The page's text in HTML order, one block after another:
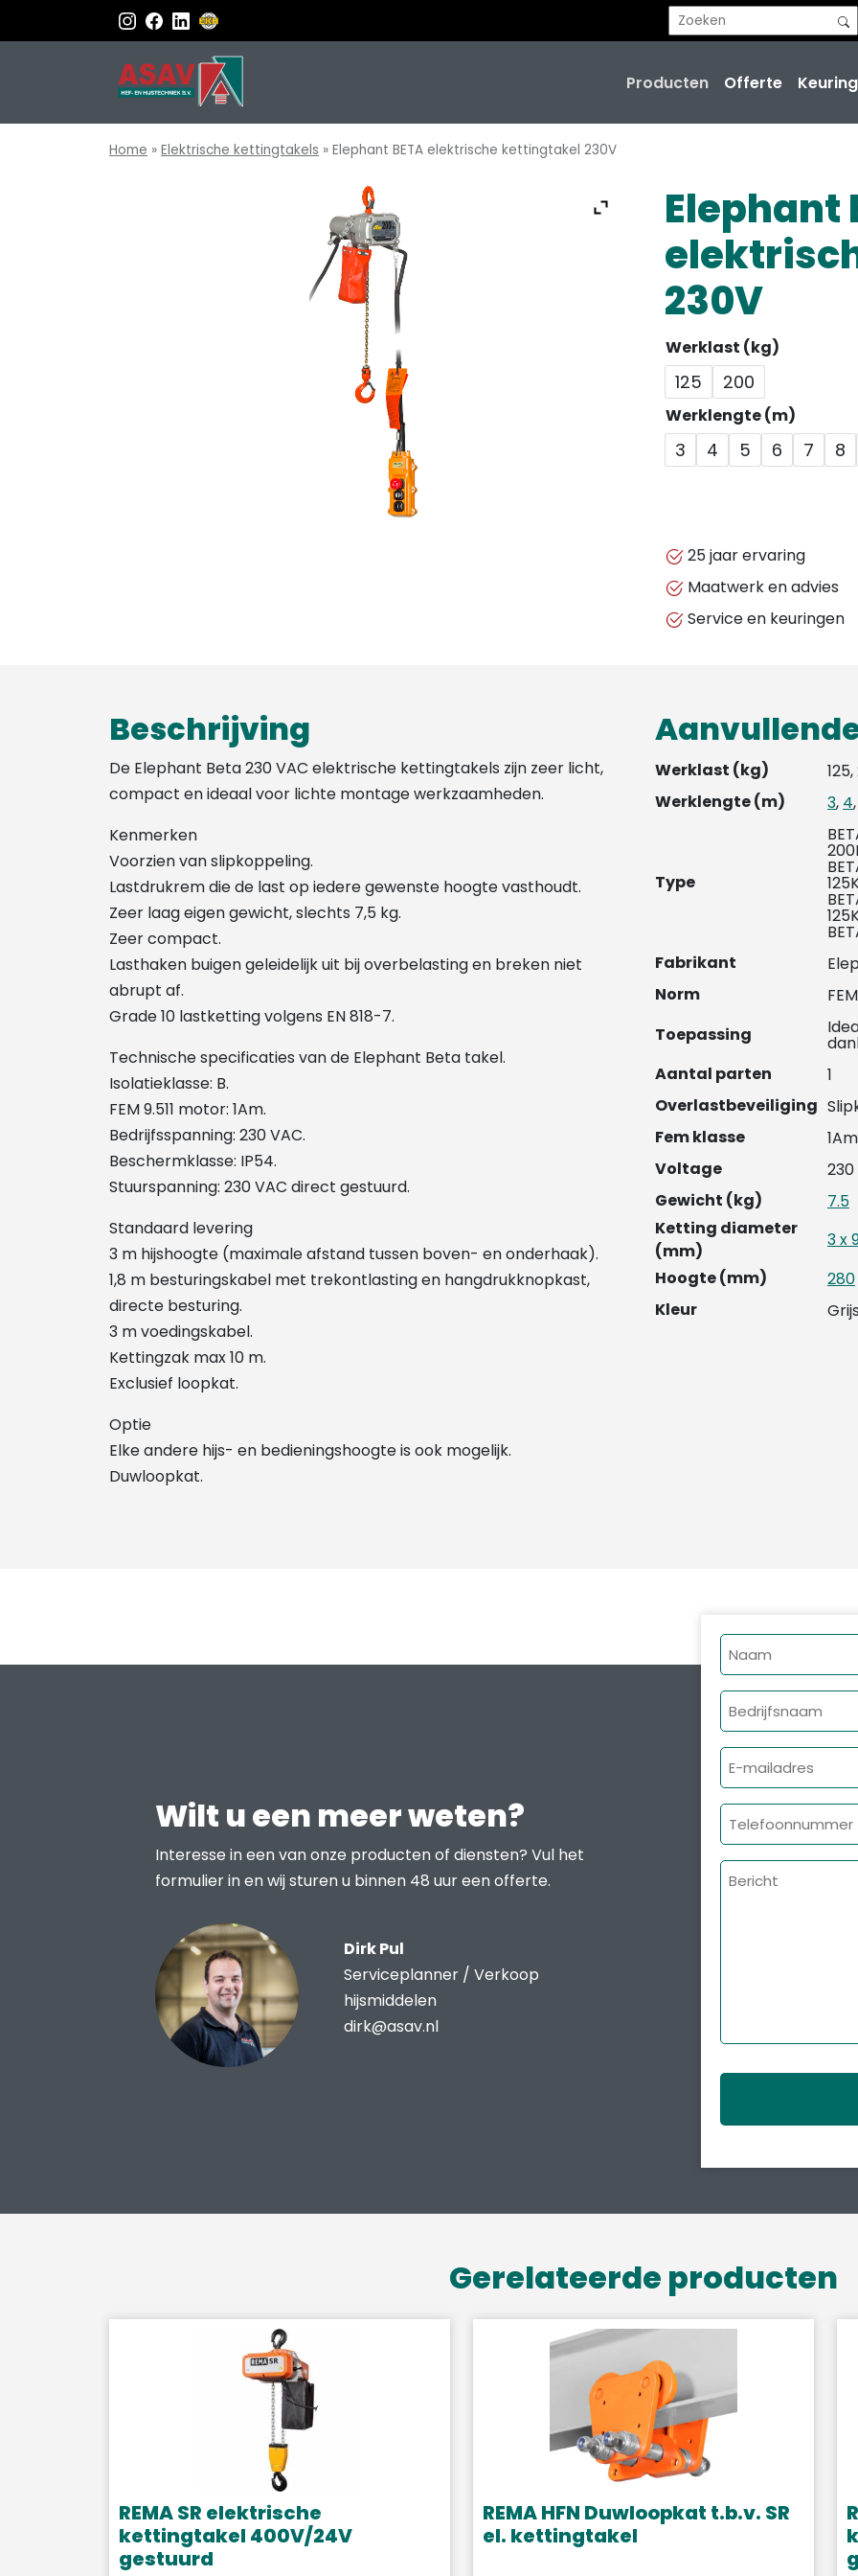
Producten Offerte
Home » Elektrische kettingtakels » Elephant BETA elektrische kettingtakel 230V
Elephant
230V
Werklast (kg)
125 200
Werklengte (m)
3 4 5 6 7 8
25 jaar ervaring
Maatwerk en advies
Service en keuringen
Beschrijving
De Elephant Beta 230 VAC elektrische kettingtakels zijn zeer licht,
compact en ideaal voor lichte montage werkzaamheden.
Kenmerken
Voorzien van slipkoppeling.
Lastdrukrem die de last op iedere gewenste hoogte vasthoudt.
Zeer laag eigen gewicht, slechts 7,5 kg.
Zeer compact.
Lasthaken buigen geleidelijk uit bij overbelasting en breken niet
abrupt af.
Grade 10 lastketting volgens EN 818-7.
Technische specificaties van de Elephant Beta takel.
Isolatieklasse: B.
FEM 9.511 motor: 1Am.
Bedrijfsspanning: 230 VAC.
Beschermklasse: IP54.
Stuurspanning: 230 VAC direct gestuurd.
Standaard levering
3 m hijshoogte (maximale afstand tussen boven- en onderhaak).
1,8 m besturingskabel met trekontlasting en hangdrukknopkast,
directe besturing.
3 m voedingskabel.
Kettingzak max 10 m.
Exclusief loopkat.
Optie
Elke andere hijs- en bedieningshoogte is ook mogelijk.
Duwloopkat.
Werklast (kg)
Werklengte (m)
3, 4
Type
Fabrikant
Norm
Toepassing
Aantal parten
1
Overlastbeveiliging
Fem klasse
1Am
Voltage
230
Gewicht (kg)
7.5
Ketting diameter
(mm)
3 x
Hoogte (mm)
280
Kleur
Wilt u een meer weten?
Interesse in een van onze producten of diensten? Vul het
formulier in en wij sturen u binnen 48 uur een offerte.
Dirk Pul
Serviceplanner / Verkoop
hijsmiddelen
dirk@asav.nl
Naam
Bedrijfsnaam
E-
mailadres
Bericht
Gerelateerde producten
REMA SR elektrische
kettingtakel 400V/24V
gestuurd
REMA HFN Duwloopkat t.b.v. SR
el. kettingtakel